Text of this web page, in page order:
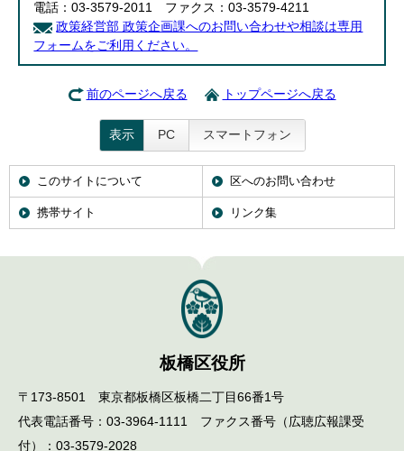
電話：03-3579-2011 ファクス：03-3579-4211
政策経営部 政策企画課へのお問い合わせや相談は専用
フォームをご利用ください。
前のページへ戻る トップページへ戻る
表示 PC スマートフォン
このサイトについて 区へのお問い合わせ
携帯サイト リンク集
板橋区役所
〒173-8501 東京都板橋区板橋二丁目66番1号
代表電話番号：03-3964-1111 ファクス番号（広聴広報課受
付）：03-3579-2028